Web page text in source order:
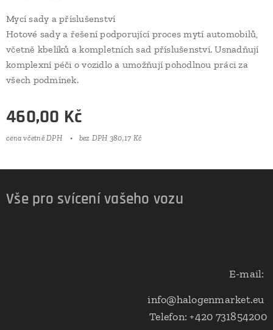
Mycí sady a příslušenství
Hotové sady a řešení podporující proces mytí automobilů,
včetně kbelíků a kompletních sad příslušenství. Usnadňují
komplexní péči o vozidlo a umožňují pohodlnou práci za
všech podmínek.
460,00 Kč
cena včetně DPH bez DPH 380,17 Kč
Vše pro svícení vašeho vozu
E-mail:
info@halogenmarket.eu
Telefon: +420 731854200